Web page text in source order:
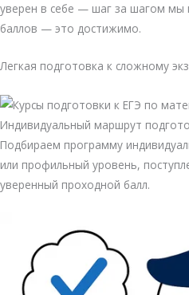
уверен в себе — шаг за шагом мы
баллов — это достижимо.
Легкая подготовка к сложному
Индивидуальный маршрут
Подбираем программу
или профильный уровень,
уверенный проходной балл.